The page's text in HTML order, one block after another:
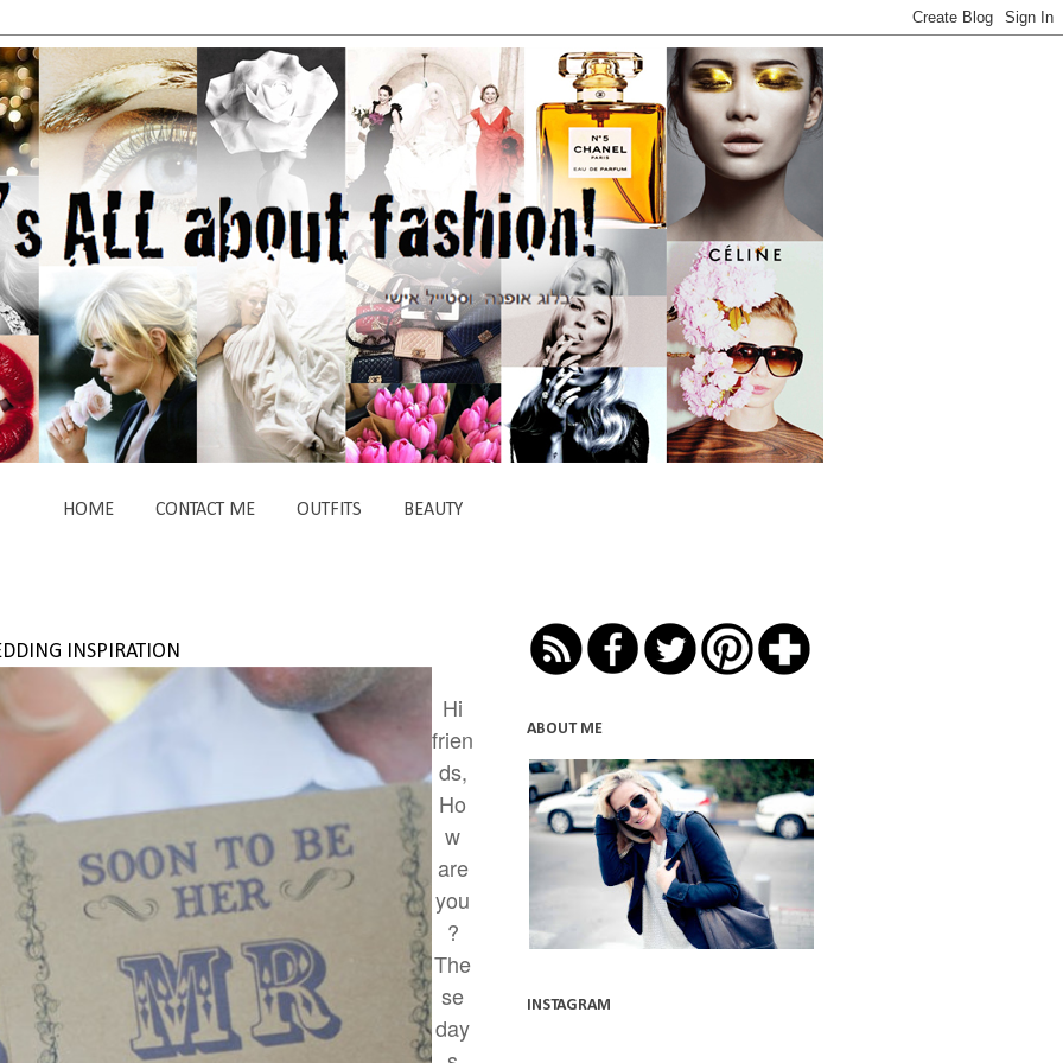
HOME CONTACT ME OUTFITS BEAUTY
INSPIRATION
Hi
frien
ds,
Ho
w
are
you
?
The
se
day
ABOUT ME
INSTAGRAM